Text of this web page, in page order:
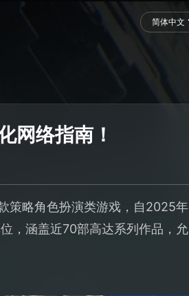
简体中文
网络指南！
策略角色扮演类游戏，自2025年
，涵盖近70部高达系列作品，允